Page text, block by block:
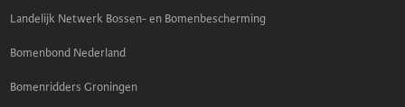
Landelijk Netwerk Bossen- en Bomenbescherming
Bomenbond Nederland
Bomenridders Groningen